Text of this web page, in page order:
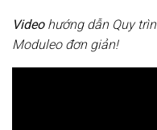
Videohướng dẫn Quy
Moduleo đơn giản!